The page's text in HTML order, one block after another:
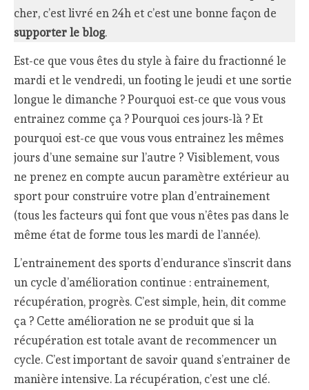
cher, c’est livré en 24h et c’est une bonne façon de
supporter le blog.
Est-ce que vous êtes du style à faire du fractionné le
mardi et le vendredi, un footing le jeudi et une sortie
longue le dimanche ? Pourquoi est-ce que vous vous
entrainez comme ça ? Pourquoi ces jours-là ? Et
pourquoi est-ce que vous vous entrainez les mêmes
jours d’une semaine sur l’autre ? Visiblement, vous
ne prenez en compte aucun paramètre extérieur au
sport pour construire votre plan d’entrainement
(tous les facteurs qui font que vous n’êtes pas dans le
même état de forme tous les mardi de l’année).
L’entrainement des sports d’endurance s’inscrit dans
un cycle d’amélioration continue : entrainement,
récupération, progrès. C’est simple, hein, dit comme
ça ? Cette amélioration ne se produit que si la
récupération est totale avant de recommencer un
cycle. C’est important de savoir quand s’entrainer de
manière intensive. La récupération, c’est une clé.